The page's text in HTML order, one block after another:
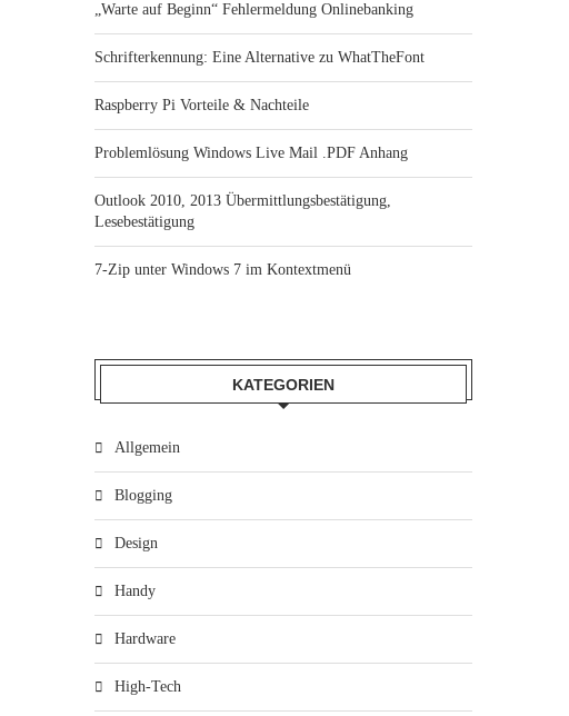
„Warte auf Beginn“ Fehlermeldung Onlinebanking
Schrifterkennung: Eine Alternative zu WhatTheFont
Raspberry Pi Vorteile & Nachteile
Problemlösung Windows Live Mail .PDF Anhang
Outlook 2010, 2013 Übermittlungsbestätigung,
Lesebestätigung
7-Zip unter Windows 7 im Kontextmenü
KATEGORIEN
Allgemein
Blogging
Design
Handy
Hardware
High-Tech